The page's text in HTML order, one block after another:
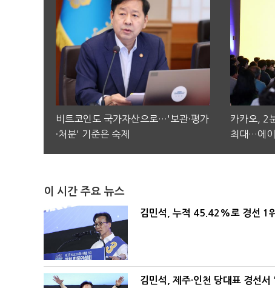
비트코인도 국가자산으로…'보관·평가
·처분' 기준은 숙제
카카오, 2
최대…에
이 시간 주요 뉴스
김민석, 누적 45.42%로 경선
김민석, 제주·인천 당대표 경선